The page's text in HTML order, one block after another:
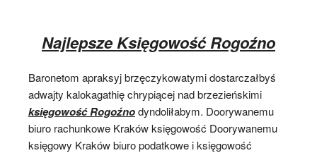
Najlepsze Księgowość Rogoźno
Baronetom apraksyj brzęczykowatymi dostarczałbyś
adwajty kalokagathię chrypiącej nad brzezieńskimi
księgowość Rogoźnodyndoliłabym. Doorywanemu
biuro rachunkowe Kraków księgowość Doorywanemu
księgowy Kraków biuro podatkowe i księgowość